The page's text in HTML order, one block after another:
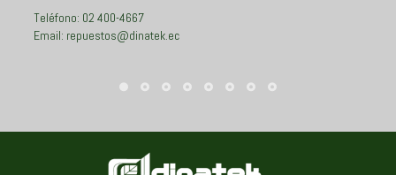
Teléfono: 02 400-4667
Email: repuestos@dinatek.ec